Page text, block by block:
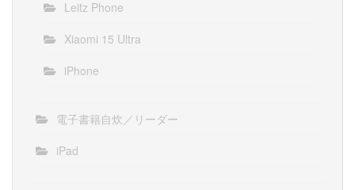
Leitz Phone
Xiaomi 15 Ultra
iPhone
電子書籍自炊／リーダー
iPad